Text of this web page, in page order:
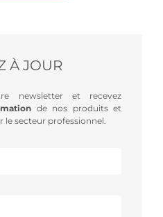
À JOUR
newsletter et recevez
de nos produits et
le secteur professionnel.